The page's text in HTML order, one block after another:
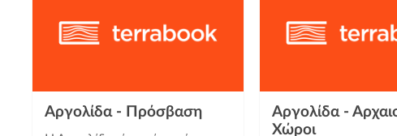
Αργολίδα - Πρόσβαση
Αργολίδα -
Χώροι